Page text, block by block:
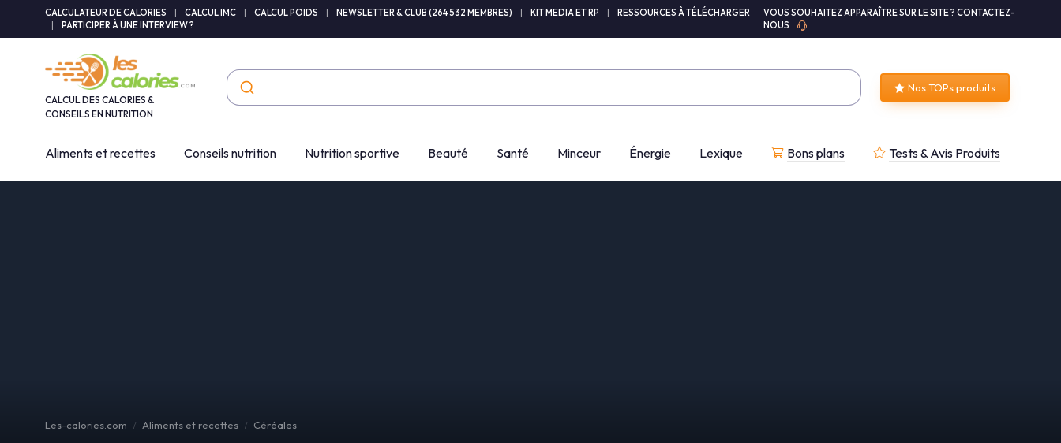
CALCULATEUR DE CALORIES CALCUL IMC CALCUL POIDS NEWSLETTER & CLUB (264 532 MEMBRES) KIT MEDIA ET RP
RESSOURCES À TÉLÉCHARGER
PARTICIPER À UNE INTERVIEW ?
VOUS SOUHAITEZ APPARAÎTRE SUR LE SITE ? CONTACTEZ-
NOUS
CALCUL DES CALORIES &
CONSEILS EN NUTRITION
Nos TOPs produits
Aliments et recettes Conseils nutrition Nutrition sportive Beauté Santé Minceur Énergie Lexique Bons plans Tests & Avis Produits
Les-calories.com Aliments et recettes Céréales
Panneau de gestion des cookies